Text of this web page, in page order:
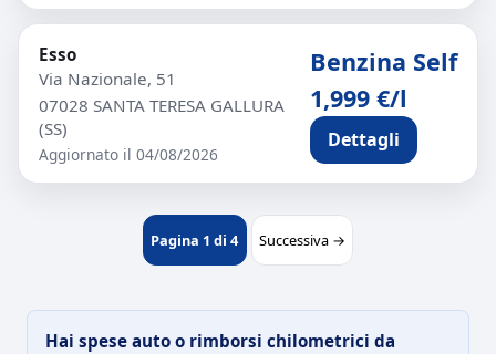
Esso
Via Nazionale, 51
07028 SANTA TERESA GALLURA
(SS)
Aggiornato il 04/08/2026
Benzina Self
1,999 €/l
Dettagli
Pagina 1 di 4 Successiva →
Hai spese auto o rimborsi chilometrici da